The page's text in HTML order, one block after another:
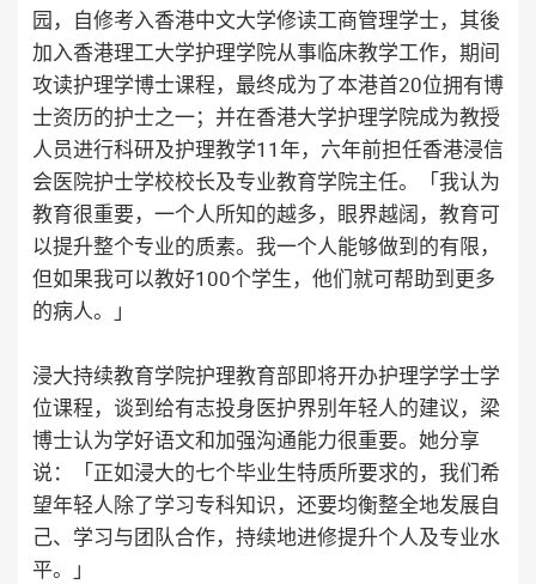
园，自修考入香港中文大学修读工商管理学士，其後
加入香港理工大学护理学院从事临床教学工作，期间
攻读护理学博士课程，最终成为了本港首20位拥有博
士资历的护士之一；并在香港大学护理学院成为教授
人员进行科研及护理教学11年，六年前担任香港浸信
会医院护士学校校长及专业教育学院主任。「我认为
教育很重要，一个人所知的越多，眼界越阔，教育可
以提升整个专业的质素。我一个人能够做到的有限，
但如果我可以教好100个学生，他们就可帮助到更多
的病人。」
浸大持续教育学院护理教育部即将开办护理学学士学
位课程，谈到给有志投身医护界别年轻人的建议，梁
博士认为学好语文和加强沟通能力很重要。她分享
说：「正如浸大的七个毕业生特质所要求的，我们希
望年轻人除了学习专科知识，还要均衡整全地发展自
己、学习与团队合作，持续地进修提升个人及专业水
平。」